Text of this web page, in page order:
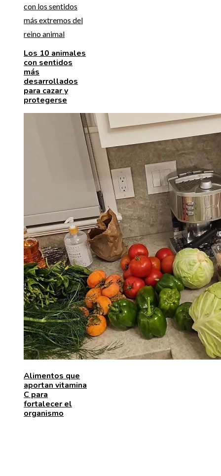
Los 10 animales
con sentidos
más
desarrollados
para cazar y
protegerse
Alimentos que
aportan vitamina
C para
fortalecer el
organismo